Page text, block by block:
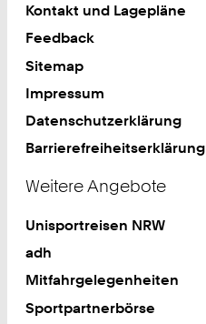
Kontakt und Lagepläne
Feedback
Sitemap
Impressum
Datenschutzerklärung
Barrierefreiheitserklärung
Weitere Angebote
Unisportreisen NRW
adh
Mitfahrgelegenheiten
Sportpartnerbörse